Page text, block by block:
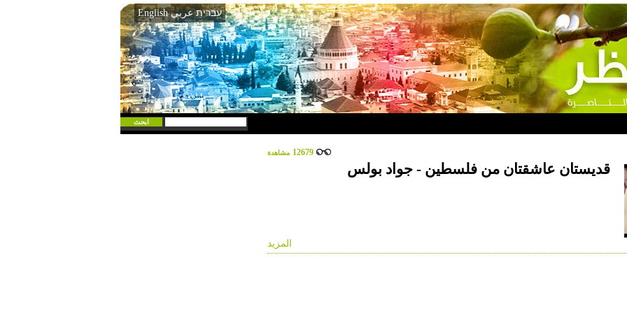
English عربي עברית
12679 مشاهدة
قديستان عاشقتان من فلسطين - جواد بولس
المزيد